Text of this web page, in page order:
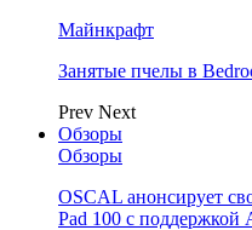
Майнкрафт
Занятые пчелы в
Prev Next
Обзоры
Обзоры
OSCAL анонсирует
Pad 100 с поддержкой